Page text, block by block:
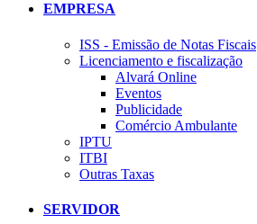
EMPRESA
ISS - Emissão de Notas Fiscais
Licenciamento e fiscalização
Alvará Online
Eventos
Publicidade
Comércio Ambulante
IPTU
ITBI
Outras Taxas
SERVIDOR